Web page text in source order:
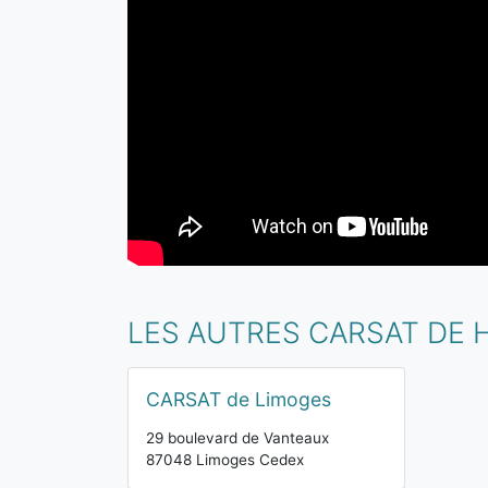
LES AUTRES CARSAT DE
CARSAT de Limoges
29 boulevard de Vanteaux
87048 Limoges Cedex